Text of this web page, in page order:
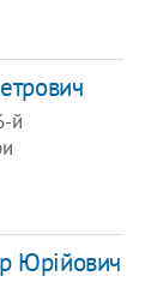
й
Юрійович